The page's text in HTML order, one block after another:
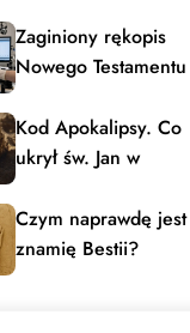
Zaginiony rękopis
Nowego Testamentu
Kod Apokalipsy. Co
ukrył św. Jan w
Czym naprawdę jest
znamię Bestii?